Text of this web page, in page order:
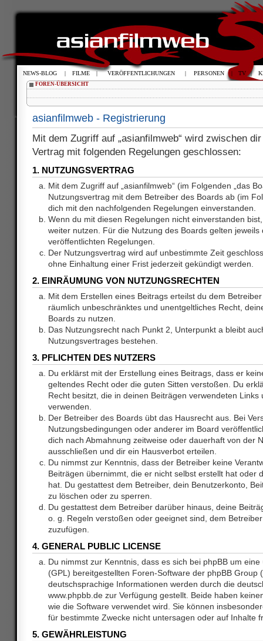
FOREN-ÜBERSICHT
asianfilmweb - Registrierung
Mit dem Zugriff auf „asianfilmweb“ wird zwischen
Vertrag mit folgenden Regelungen geschlossen:
1. NUTZUNGSVERTRAG
Mit dem Zugriff auf „asianfilmweb“ (im Folgenden „das
Nutzungsvertrag mit dem Betreiber des Boards ab (im
dich mit den nachfolgenden Regelungen einverstanden.
Wenn du mit diesen Regelungen nicht einverstanden
weiter nutzen. Für die Nutzung des Boards gelten jeweils
veröffentlichten Regelungen.
Der Nutzungsvertrag wird auf unbestimmte Zeit
ohne Einhaltung einer Frist jederzeit gekündigt werden.
2. EINRÄUMUNG VON NUTZUNGSRECHTEN
Mit dem Erstellen eines Beitrags erteilst du dem
räumlich unbeschränktes und unentgeltliches Recht,
Boards zu nutzen.
Das Nutzungsrecht nach Punkt 2, Unterpunkt a bleibt
Nutzungsvertrages bestehen.
3. PFLICHTEN DES NUTZERS
Du erklärst mit der Erstellung eines Beitrags, dass er
geltendes Recht oder die guten Sitten verstoßen. Du
Recht besitzt, die in deinen Beiträgen verwendeten Links
verwenden.
Der Betreiber des Boards übt das Hausrecht aus. Bei
Nutzungsbedingungen oder anderer im Board
dich nach Abmahnung zeitweise oder dauerhaft von der
ausschließen und dir ein Hausverbot erteilen.
Du nimmst zur Kenntnis, dass der Betreiber keine
Beiträgen übernimmt, die er nicht selbst erstellt hat oder
hat. Du gestattest dem Betreiber, dein Benutzerkonto,
zu löschen oder zu sperren.
Du gestattest dem Betreiber darüber hinaus, deine
o. g. Regeln verstoßen oder geeignet sind, dem
zuzufügen.
4. GENERAL PUBLIC LICENSE
Du nimmst zur Kenntnis, dass es sich bei phpBB um
(GPL) bereitgestellten Foren-Software der phpBB Group
deutschsprachige Informationen werden durch die
www.phpbb.de zur Verfügung gestellt. Beide haben
wie die Software verwendet wird. Sie können
für bestimmte Zwecke nicht untersagen oder auf Inhalte
5. GEWÄHRLEISTUNG
NEWS-BLOG | FILME | VERÖFFENTLICHUNGEN | PERSONEN | TV |